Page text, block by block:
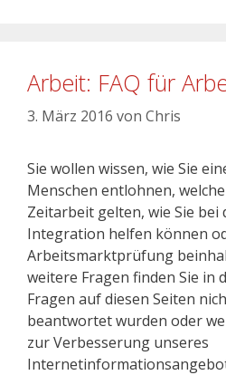
Arbeit: FAQ für
3. März 2016 von Chris
Sie wollen wissen, wie Sie
Menschen entlohnen,
Zeitarbeit gelten, wie Sie bei
Integration helfen können
Arbeitsmarktprüfung
weitere Fragen finden Sie in
Fragen auf diesen Seiten
beantwortet wurden oder
zur Verbesserung unseres